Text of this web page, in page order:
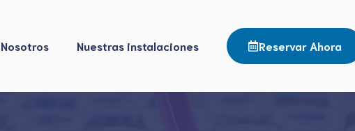
Nosotros Nuestras instalaciones Reservar Ahora